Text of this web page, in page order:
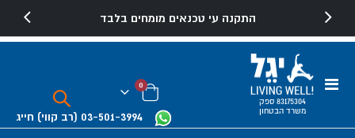
התקנה עי טכנאים מומחים בלבד
Toggle
83175304 ספק
משרד הבטחון
03-501-3994 (רב קווי) חייג
Cart
0פריטים